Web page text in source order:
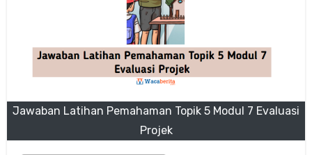
Jawaban Latihan Pemahaman Topik 5 Modul 7 Evaluasi
Projek